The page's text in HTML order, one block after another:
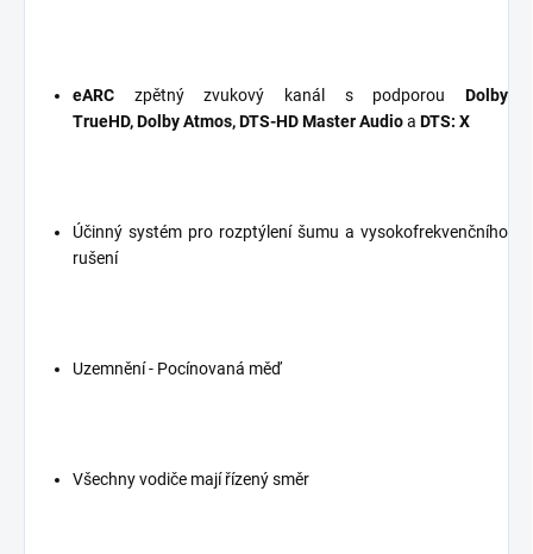
eARC zpětný zvukový kanál s podporou Dolby
TrueHD, Dolby Atmos, DTS-HD Master Audioa DTS: X
Účinný systém pro rozptýlení šumu a vysokofrekvenčního
rušení
Uzemnění - Pocínovaná měď
Všechny vodiče mají řízený směr